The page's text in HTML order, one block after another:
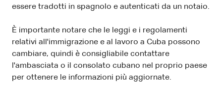
essere tradotti in spagnolo e autenticati da un notaio.
È importante notare che le leggi e i regolamenti
relativi all'immigrazione e al lavoro a Cuba possono
cambiare, quindi è consigliabile contattare
l'ambasciata o il consolato cubano nel proprio paese
per ottenere le informazioni più aggiornate.